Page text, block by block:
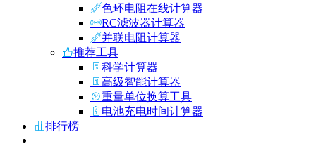
色环电阻在线计算器
RC滤波器计算器
并联电阻计算器
推荐工具
科学计算器
高级智能计算器
重量单位换算工具
电池充电时间计算器
排行榜